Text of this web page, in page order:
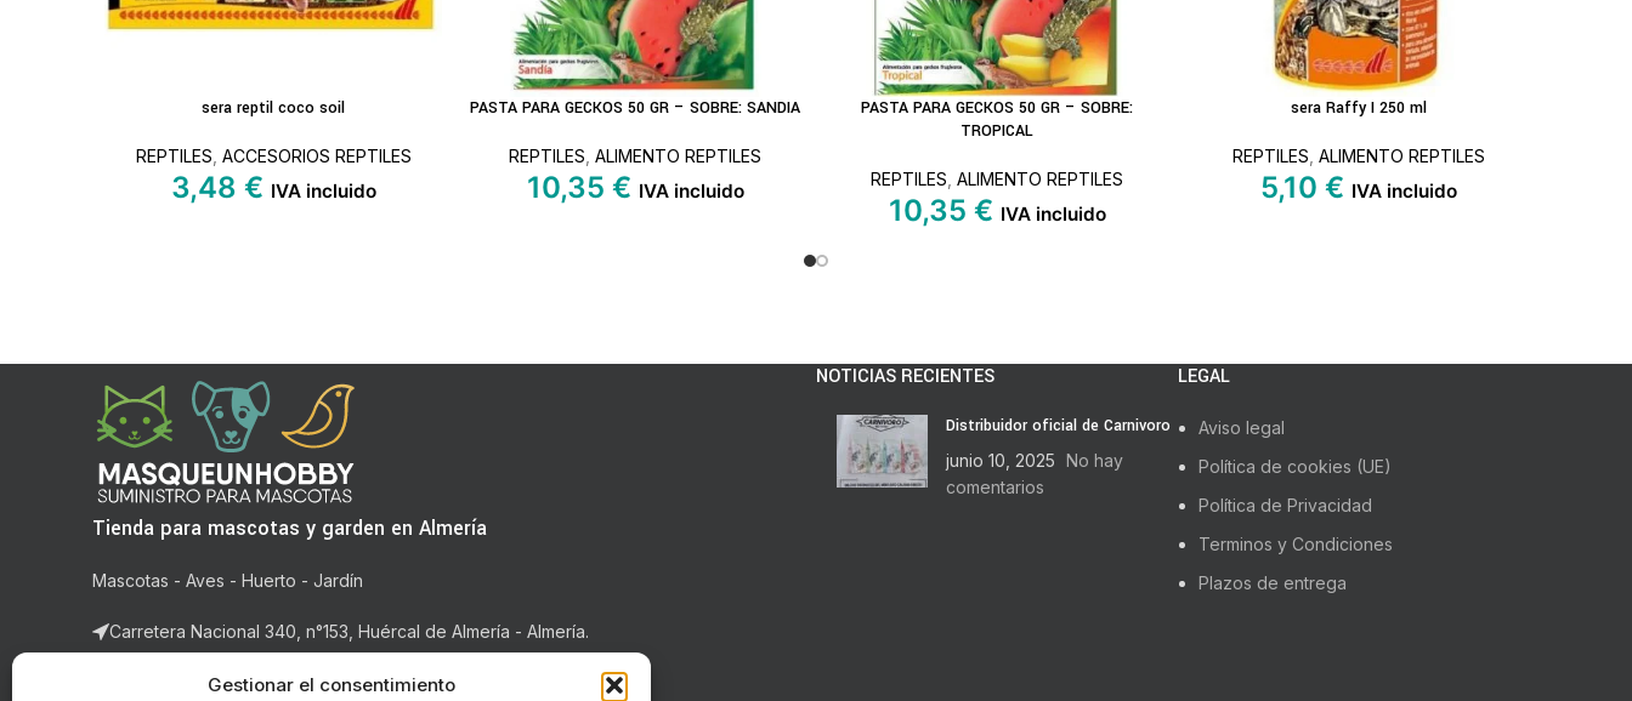
Gestionar el consentimiento
sera reptil coco soil
REPTILES ACCESORIOS REPTILES
3,48 € IVA incluido
AÑADIR AL CARRITO
PASTA PARA GECKOS 50 GR – SOBRE: SANDIA
REPTILES ALIMENTO REPTILES
10,35 € IVA incluido
LEER MÁS
PASTA PARA GECKOS 50 GR – SOBRE:
TROPICAL
REPTILES ALIMENTO REPTILES
10,35 € IVA incluido
AÑADIR AL CARRITOsera Raffy I 250 ml
REPTILES ALIMENTO REPTILES
5,10 € IVA incluido
Tienda para mascotas y garden en Almería
Mascotas - Aves - Huerto - Jardín
Carretera Nacional 340, n°153, Huércal de Almería - Almería.
Correo: ventas@masqueunhobby.com
NOTICIAS RECIENTES
Distribuidor oficial de Carnivoro
junio 10, 2025 No hay
comentarios
LEGAL
Aviso legal
Política de cookies (UE)
Política de Privacidad
Terminos y Condiciones
Plazos de entrega